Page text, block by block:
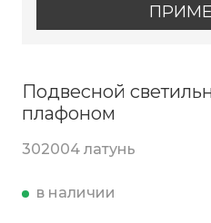
Подвесной
плафоном
302004 латунь
в наличии